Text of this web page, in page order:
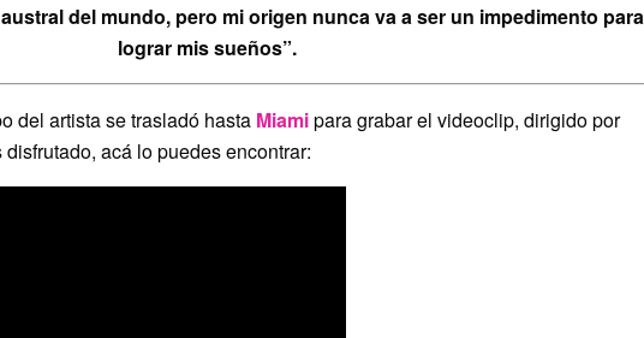
del mundo, pero mi origen nunca va a ser un impedimento para
lograr mis sueños”.
del artista se trasladó hasta Miamipara grabar el videoclip, dirigido por
acá lo puedes encontrar: